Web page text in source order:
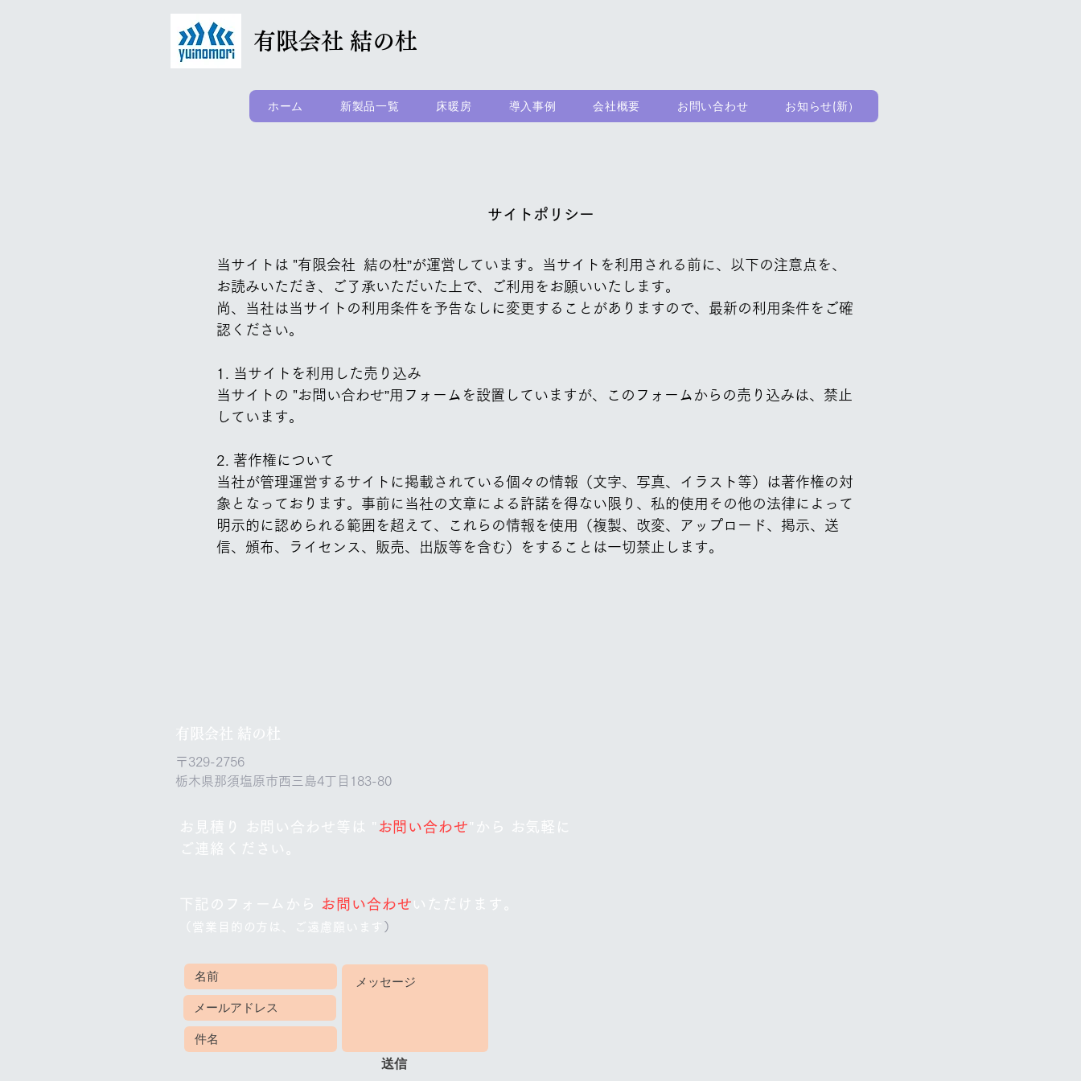
​有限会社 結の杜
ホーム 新製品一覧 床暖房 導入事例 会社概要 お問い合わせ お知らせ(新）
​サイト ポリシー
​当サイトは "有限会社 結の杜”が運営しています。当サイトを利用される前に、以下の注意点を、
お読みいただき、ご了承いただいた上で、ご利用をお願いいたします。
​尚、当社は当サイトの利用条件を予告なしに変更することがありますので、最新の利用条件をご確
認ください。
1. 当サイトを利用した売り込み
当サイトの "お問い合わせ”用フォームを設置していますが、このフォームからの売り込みは、禁止
しています。
2. 著作権について
当社が管理運営するサイトに掲載されている個々の情報（文字、写真、イラスト等）は著作権の対
象となっております。事前に当社の文章による許諾を得ない限り、私的使用その他の法律によって
明示的に認められる範囲を超えて、これらの情報を使用（複製、改変、アップロード、掲示、送
信、頒布、ライセンス、販売、出版等を含む）をすることは一切禁止します。
​有限会社 結の杜
〒329-2756
​栃木県那須塩原市西三島4丁目183-80
お見積り お問い合わせ等は " お問い合わせ" から
お気軽に
ご連絡ください。
下記のフォームから お問い合わせ いただけます。
（営業目的の方は、ご遠慮願います ）
送信